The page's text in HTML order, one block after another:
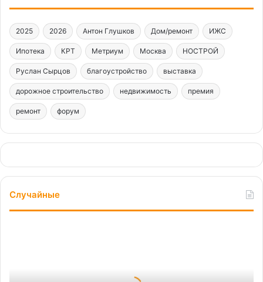
2025 2026 Антон Глушков Дом/ремонт ИЖС
Ипотека КРТ Метриум Москва НОСТРОЙ
Руслан Сырцов благоустройство выставка
дорожное строительство недвижимость премия
ремонт форум
Случайные